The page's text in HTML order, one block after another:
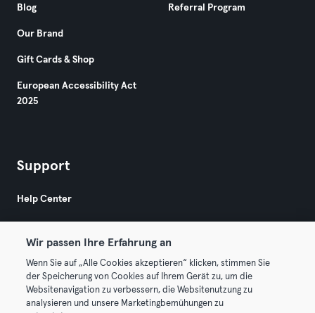
Blog
Our Brand
Gift Cards & Shop
European Accessibility Act
2025
Referral Program
Support
Help Center
© 2026 Urban Sports Group GmbH. All rights reserved.
Wir passen Ihre Erfahrung an
Wenn Sie auf „Alle Cookies akzeptieren“ klicken, stimmen Sie
der Speicherung von Cookies auf Ihrem Gerät zu, um die
Websitenavigation zu verbessern, die Websitenutzung zu
analysieren und unsere Marketingbemühungen zu